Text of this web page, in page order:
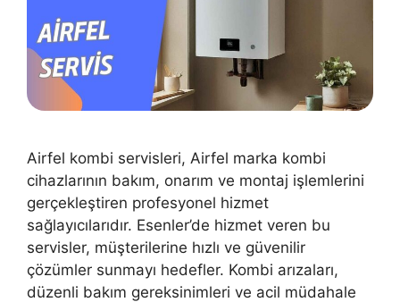
Airfel kombi servisleri, Airfel marka kombi
cihazlarının bakım, onarım ve montaj işlemlerini
gerçekleştiren profesyonel hizmet
sağlayıcılarıdır. Esenler’de hizmet veren bu
servisler, müşterilerine hızlı ve güvenilir
çözümler sunmayı hedefler. Kombi arızaları,
düzenli bakım gereksinimleri ve acil müdahale